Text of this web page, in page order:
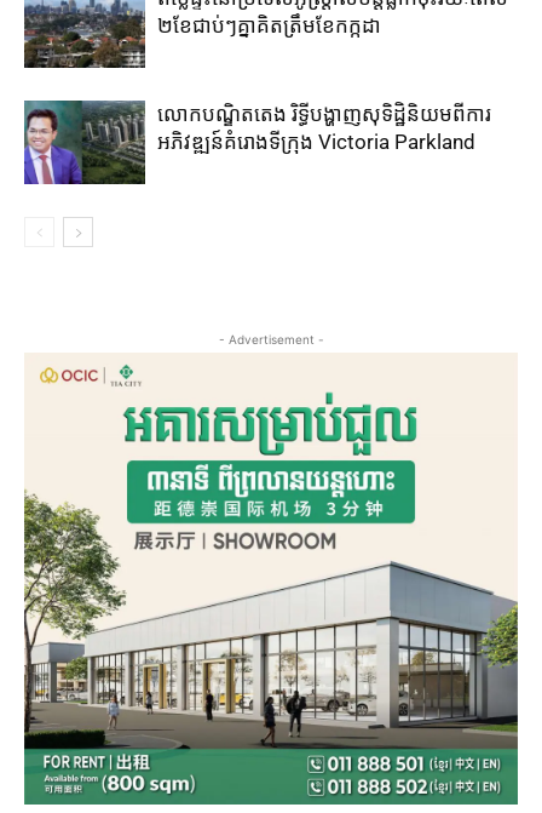
២​ខែ​ជាប់ៗ​គ្នា​គិត​ត្រឹម​ខែ​កក្កដា​
លោកបណ្ឌិតតេង រិទ្ធីបង្ហាញសុទិដ្ឋិនិយមពីការ
អភិវឌ្ឍន៍គំរោងទីក្រុង Victoria Parkland
- Advertisement -